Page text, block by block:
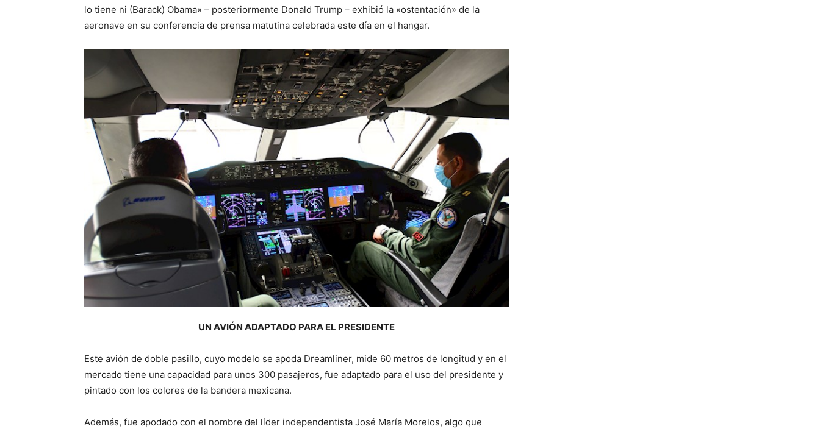
lo tiene ni (Barack) Obama» – posteriormente Donald Trump – exhibió la «ostentación» de la
aeronave en su conferencia de prensa matutina celebrada este día en el hangar.
UN AVIÓN ADAPTADO PARA EL PRESIDENTE
Este avión de doble pasillo, cuyo modelo se apoda Dreamliner, mide 60 metros de longitud y en el
mercado tiene una capacidad para unos 300 pasajeros, fue adaptado para el uso del presidente y
pintado con los colores de la bandera mexicana.
Además, fue apodado con el nombre del líder independentista José María Morelos, algo que